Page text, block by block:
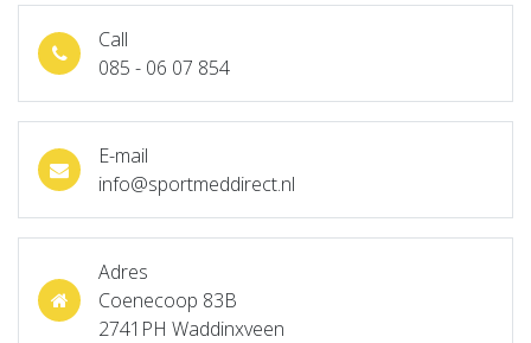
Call
085 - 06 07 854
E-mail
info@sportmeddirect.nl
Adres
Coenecoop 83B
2741PH Waddinxveen